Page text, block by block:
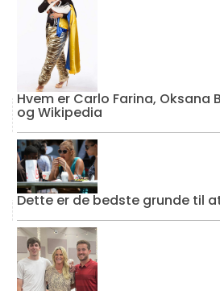
Hvem er Carlo Farina, Oksana
og Wikipedia
Dette er de bedste grunde til